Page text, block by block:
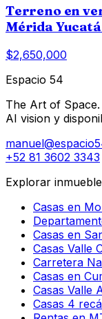
Terreno en
Mérida
$2,650,000
Espacio 54
The Art of
AI vision y
+52 81 3602 3343
Explorar
Casas en
Casas en
Casas Valle
Carretera
Casas en
Casas Valle
Casas 4